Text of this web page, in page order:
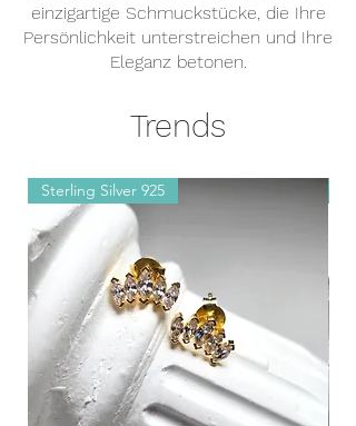
einzigartige Schmuckstücke, die Ihre
Persönlichkeit unterstreichen und Ihre
Eleganz betonen.
Trends
Sterling Silver 925